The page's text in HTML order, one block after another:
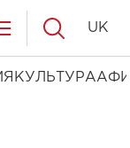
КУЛЬТУРА
UK